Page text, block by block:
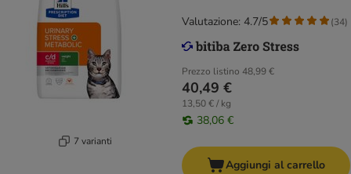
7 varianti
Prezzo listino 48,99 €
40,49 €
13,50 € / kg
38,06 €
Valutazione: 4.7/5 (34)
Aggiungi al carrello